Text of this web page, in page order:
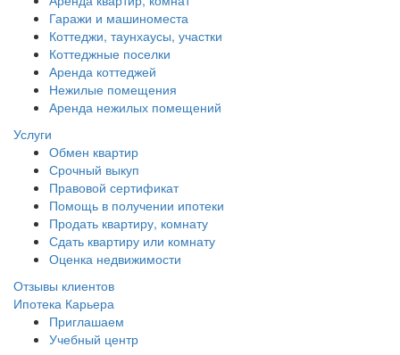
Гаражи и машиноместа
Коттеджи, таунхаусы, участки
Коттеджные поселки
Аренда коттеджей
Нежилые помещения
Аренда нежилых помещений
Услуги
Обмен квартир
Срочный выкуп
Правовой сертификат
Помощь в получении ипотеки
Продать квартиру, комнату
Сдать квартиру или комнату
Оценка недвижимости
Отзывы клиентов
Ипотека Карьера
Приглашаем
Учебный центр